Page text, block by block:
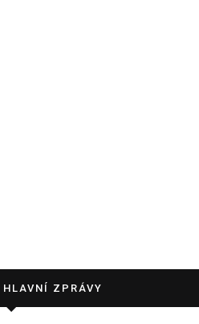
HLAVNÍ ZPRÁVY